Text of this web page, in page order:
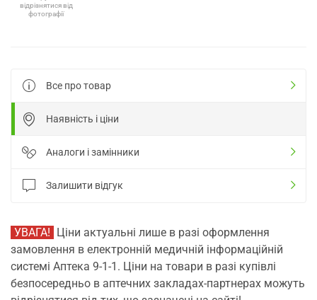
відрізнятися від
фотографії
Все про товар
Наявність і ціни
Аналоги і замінники
Залишити відгук
УВАГА! Ціни актуальні лише в разі оформлення
замовлення в електронній медичній інформаційній
системі Аптека 9-1-1. Ціни на товари в разі купівлі
безпосередньо в аптечних закладах-партнерах можуть